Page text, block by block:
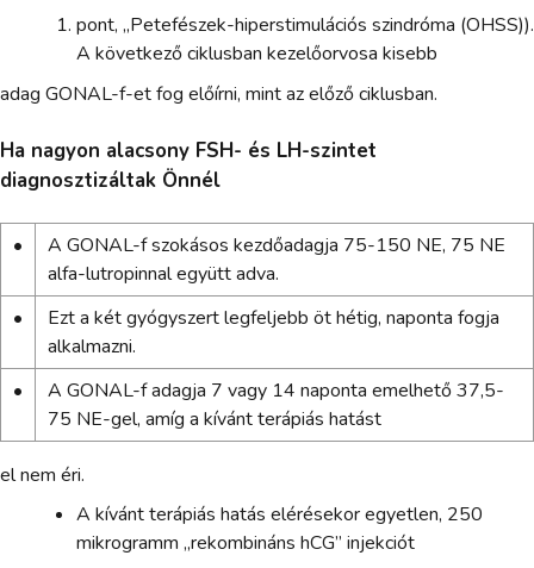
pont, „Petefészek-hiperstimulációs szindróma (OHSS)).
A következő ciklusban kezelőorvosa kisebb
adag GONAL-f-et fog előírni, mint az előző ciklusban.
Ha nagyon alacsony FSH- és LH-szintet
diagnosztizáltak Önnél
•
A GONAL-f szokásos kezdőadagja 75-150 NE, 75 NE
alfa-lutropinnal együtt adva.
•
Ezt a két gyógyszert legfeljebb öt hétig, naponta fogja
alkalmazni.
•
A GONAL-f adagja 7 vagy 14 naponta emelhető 37,5-
75 NE-gel, amíg a kívánt terápiás hatást
el nem éri.
A kívánt terápiás hatás elérésekor egyetlen, 250
mikrogramm „rekombináns hCG” injekciót